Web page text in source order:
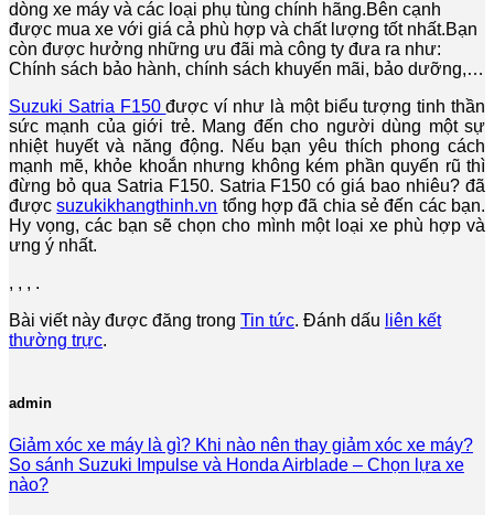
dòng xe máy và các loại phụ tùng chính hãng.Bên cạnh
được mua xe với giá cả phù hợp và chất lượng tốt nhất.Bạn
còn được hưởng những ưu đãi mà công ty đưa ra như:
Chính sách bảo hành, chính sách khuyến mãi, bảo dưỡng,…
Suzuki Satria F150được ví như là một biểu tượng tinh thần
sức mạnh của giới trẻ. Mang đến cho người dùng một sự
nhiệt huyết và năng động. Nếu bạn yêu thích phong cách
mạnh mẽ, khỏe khoắn nhưng không kém phần quyến rũ thì
đừng bỏ qua Satria F150. Satria F150 có giá bao nhiêu? đã
đượcsuzukikhangthinh.vn tổng hợp đã chia sẻ đến các bạn.
Hy vọng, các bạn sẽ chọn cho mình một loại xe phù hợp và
ưng ý nhất.
, , , .
Bài viết này được đăng trong Tin tức. Đánh dấu liên kết
thường trực.
admin
Giảm xóc xe máy là gì? Khi nào nên thay giảm xóc xe máy?
So sánh Suzuki Impulse và Honda Airblade – Chọn lựa xe
nào?